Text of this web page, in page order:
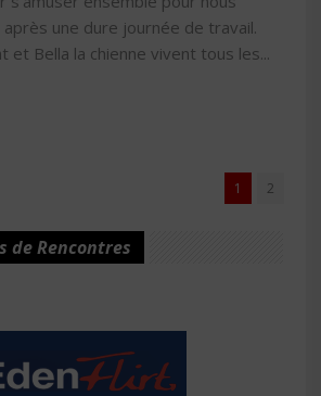
une dure journée de travail.
et Bella la chienne vivent tous les...
1 2
de Rencontres